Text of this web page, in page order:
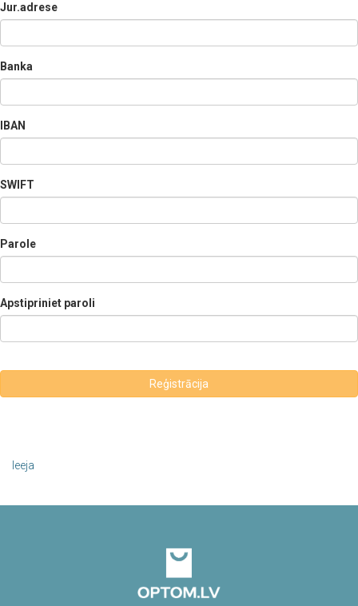
Jur.adrese
Banka
IBAN
SWIFT
Parole
Apstipriniet paroli
Reģistrācija
Ieeja